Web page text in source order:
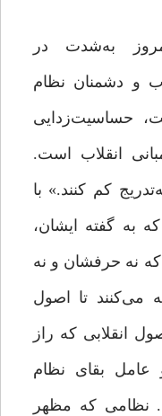
به‌شدت در
و دشمنان نظام
حساسیت‌زدایی
انقلاب است.
کم کنند.» با
به گفته‌ ایشان،
نه حرفشان و نه
می‌کنند تا اصول
انقلابی که راز
عامل بقای نظام
نظامی که مظهر